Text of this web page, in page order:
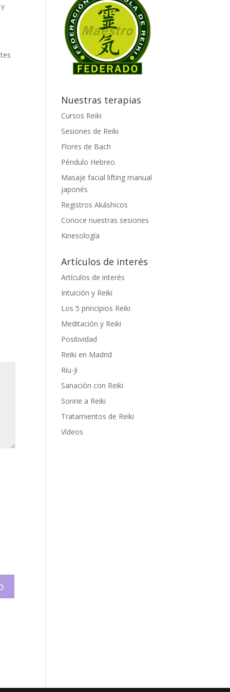
Nuestras terapias
Cursos Reiki
Sesiones de Reiki
Flores de Bach
Péndulo Hebreo
Masaje facial lifting manual
japonés
Registros Akáshicos
Conoce nuestras sesiones
Kinesología
Artículos de interés
Artículos de interés
Intuición y Reiki
Los 5 principios Reiki
Meditación y Reiki
Positividad
Reiki en Madrid
Riu-Ji
Sanación con Reiki
Sonrie a Reiki
Tratamientos de Reiki
Vídeos